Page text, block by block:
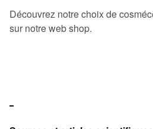
Découvrez notre choix de
sur notre web shop.